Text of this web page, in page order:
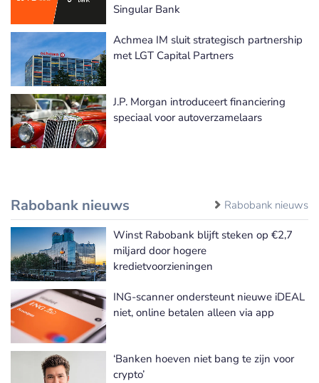
Singular Bank
Achmea IM sluit strategisch partnership
met LGT Capital Partners
J.P. Morgan introduceert financiering
speciaal voor autoverzamelaars
Rabobank nieuws Rabobank nieuws
Winst Rabobank blijft steken op €2,7
miljard door hogere
kredietvoorzieningen
ING-scanner ondersteunt nieuwe iDEAL
niet, online betalen alleen via app
‘Banken hoeven niet bang te zijn voor
crypto’